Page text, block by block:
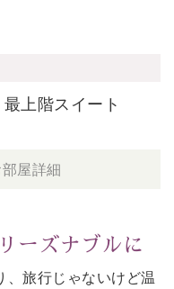
上階スイート
屋詳細
ーズナブルに
、旅行じゃないけど温